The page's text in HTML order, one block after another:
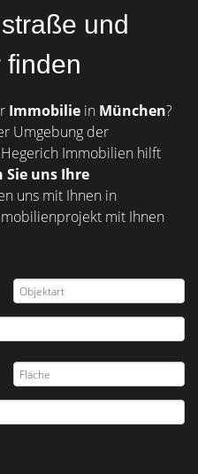
und
finden
Immobilie in München?
Umgebung der
Hegerich Immobilien hilft
Sie uns Ihre
uns mit Ihnen in
mit Ihnen